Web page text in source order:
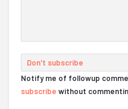
Notify me of followup
subscribe without